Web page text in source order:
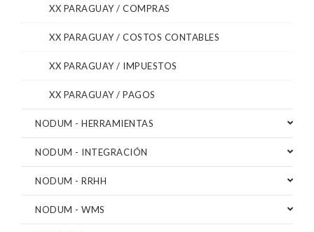
XX PARAGUAY / COMPRAS
XX PARAGUAY / COSTOS CONTABLES
XX PARAGUAY / IMPUESTOS
XX PARAGUAY / PAGOS
NODUM - HERRAMIENTAS
NODUM - INTEGRACIÓN
NODUM - RRHH
NODUM - WMS